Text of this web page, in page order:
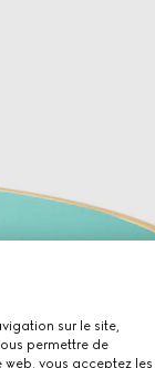
sur le site,
permettre de
web, vous acceptez les